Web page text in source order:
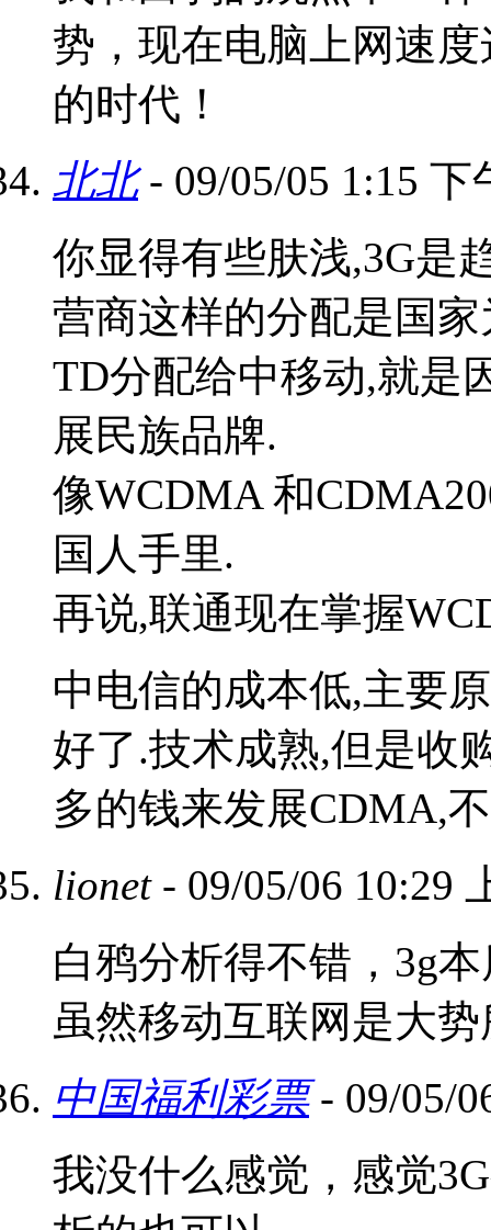
势，现在电脑上网速
的时代！
北北- 09/05/05 1:15 下
你显得有些肤浅,3G是
营商这样的分配是国
TD分配给中移动,就是
展民族品牌.
像WCDMA 和
国人手里.
再说,联通现在掌握
中电信的成本低,主要
好了.技术成熟,但是收
多的钱来发展CDMA,
lionet- 09/05/06 10:29
白鸦分析得不错，3g
虽然移动互联网是大
中国福利彩票- 09/05/
我没什么感觉，感觉